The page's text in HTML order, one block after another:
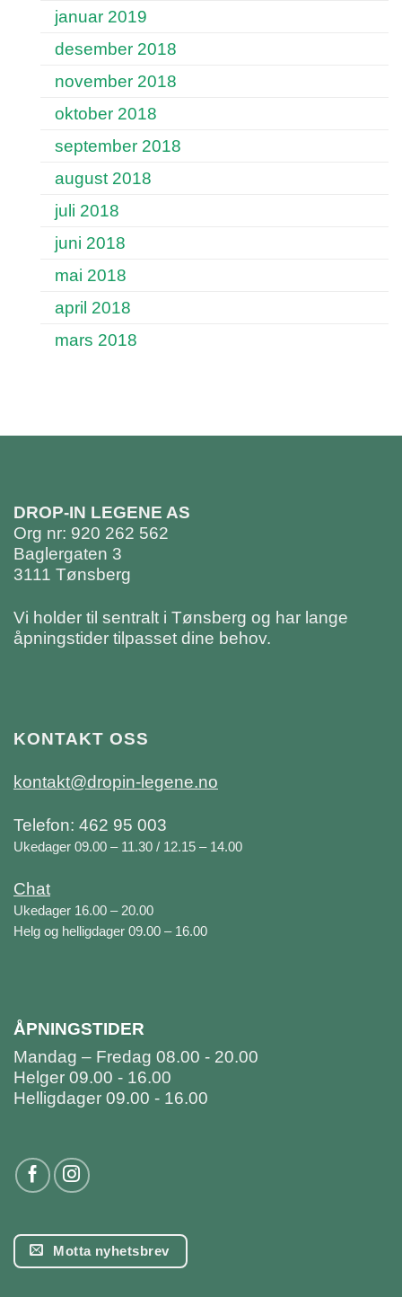
januar 2019
desember 2018
november 2018
oktober 2018
september 2018
august 2018
juli 2018
juni 2018
mai 2018
april 2018
mars 2018
DROP-IN LEGENE AS
Org nr: 920 262 562
Baglergaten 3
3111 Tønsberg
Vi holder til sentralt i Tønsberg og har lange
åpningstider tilpasset dine behov.
KONTAKT OSS
kontakt@dropin-legene.no
Telefon: 462 95 003
Ukedager 09.00 – 11.30 / 12.15 – 14.00
Chat
Ukedager 16.00 – 20.00
Helg og helligdager 09.00 – 16.00
ÅPNINGSTIDER
Mandag – Fredag 08.00 - 20.00
Helger 09.00 - 16.00
Helligdager 09.00 - 16.00
Motta nyhetsbrev